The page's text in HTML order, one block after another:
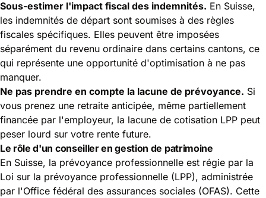
Sous-estimer l'impact fiscal des indemnités. En Suisse,
les indemnités de départ sont soumises à des règles
fiscales spécifiques. Elles peuvent être imposées
séparément du revenu ordinaire dans certains cantons, ce
qui représente une opportunité d'optimisation à ne pas
manquer.
Ne pas prendre en compte la lacune de prévoyance. Si
vous prenez une retraite anticipée, même partiellement
financée par l'employeur, la lacune de cotisation LPP peut
peser lourd sur votre rente future.
Le rôle d'un conseiller en gestion de patrimoine
En Suisse, la prévoyance professionnelle est régie par la
Loi sur la prévoyance professionnelle (LPP), administrée
par l'Office fédéral des assurances sociales (OFAS). Cette